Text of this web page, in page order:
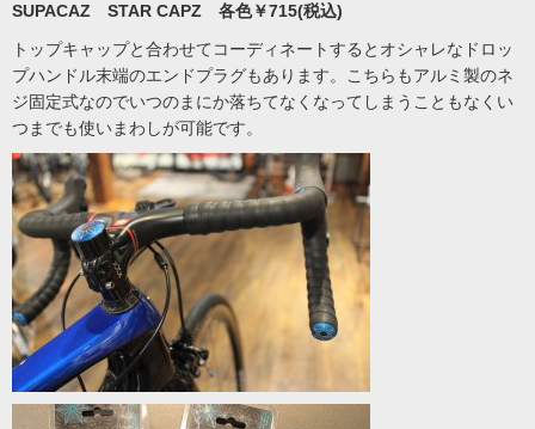
SUPACAZ STAR CAPZ 各色￥715(税込)
トップキャップと合わせてコーディネートするとオシャレなドロッ
プハンドル末端のエンドプラグもあります。こちらもアルミ製のネ
ジ固定式なのでいつのまにか落ちてなくなってしまうこともなくい
つまでも使いまわしが可能です。